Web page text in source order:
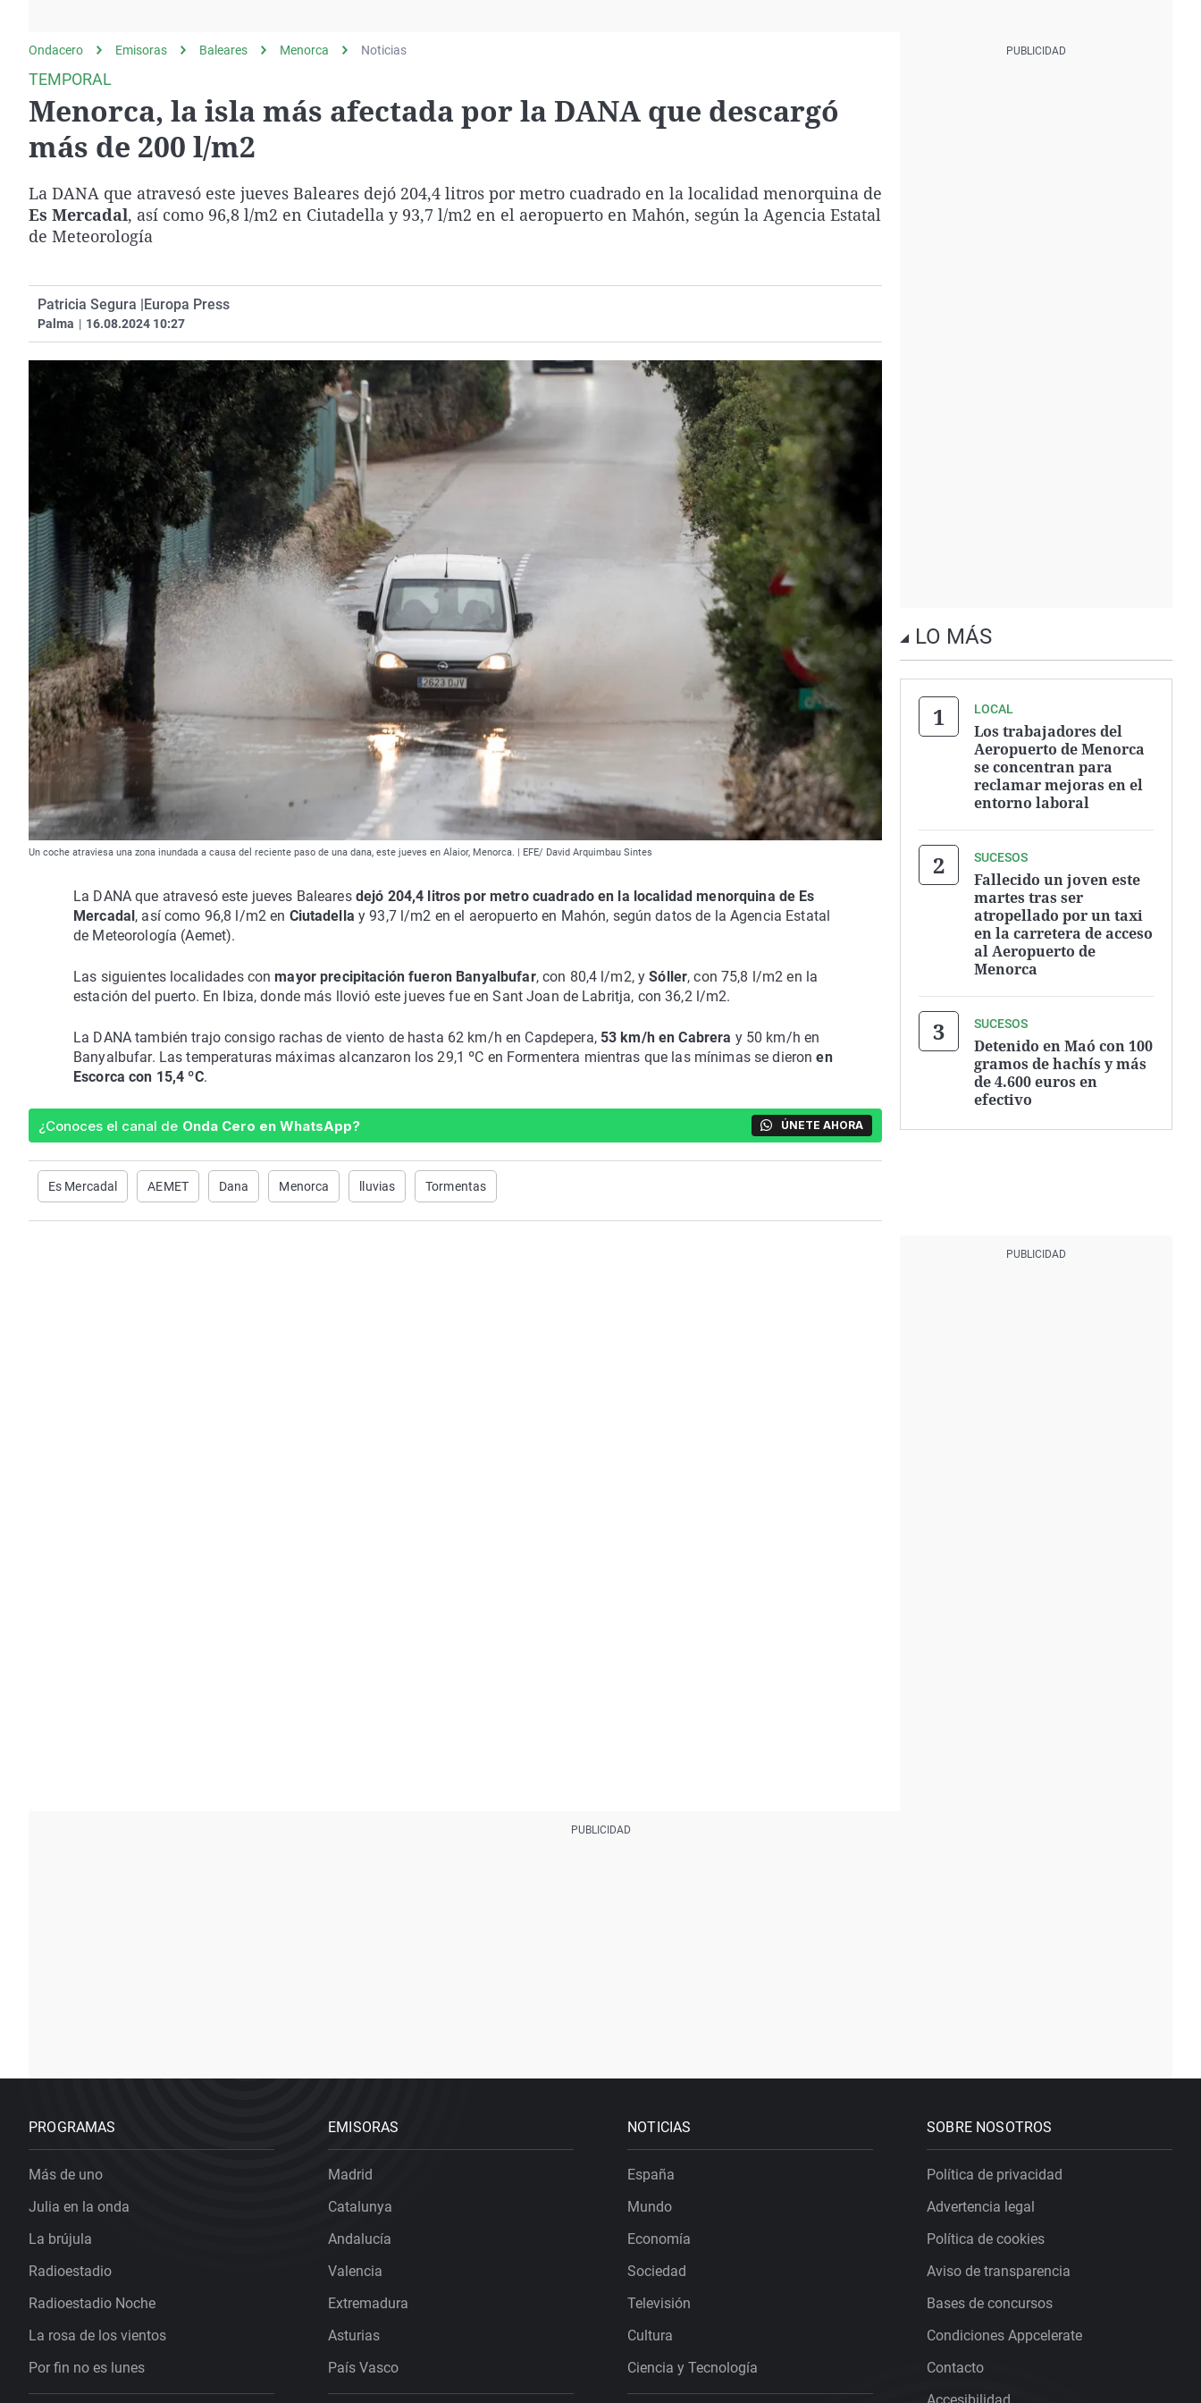
Operación Viuda
Negra
Navarra
Ondacero Emisoras Baleares Menorca Noticias
TEMPORAL
Menorca, la isla más afectada por la DANA que descargó
más de 200 l/m2
La DANA que atravesó este jueves Baleares dejó 204,4 litros por metro cuadrado en la localidad menorquina de
Es Mercadal, así como 96,8 l/m2 en Ciutadella y 93,7 l/m2 en el aeropuerto en Mahón, según la Agencia Estatal
de Meteorología
Patricia Segura |Europa Press
Palma | 16.08.2024 10:27
Un coche atraviesa una zona inundada a causa del reciente paso de una dana, este jueves en Alaior, Menorca. | EFE/ David Arquimbau Sintes
La DANA que atravesó este jueves Baleares dejó 204,4 litros por metro cuadrado en la localidad menorquina de Es
Mercadal , así como 96,8 l/m2 en Ciutadellay 93,7 l/m2 en el aeropuerto en Mahón, según datos de la Agencia Estatal
de Meteorología (Aemet).
Las siguientes localidades conmayor precipitación fueron Banyalbufar, con 80,4 l/m2, ySóller, con 75,8 l/m2 en la
estación del puerto. En Ibiza, donde más llovió este jueves fue en Sant Joan de Labritja, con 36,2 l/m2.
La DANA también trajo consigo rachas de viento de hasta 62 km/h en Capdepera, 53 km/h en Cabrera y 50 km/h en
Banyalbufar. Las temperaturas máximas alcanzaron los 29,1 ºC en Formentera mientras que las mínimas se dieronen
Escorca con 15,4 ºC.
¿Conoces el canal de Onda Cero en WhatsApp? ÚNETE AHORA
Es Mercadal AEMET Dana Menorca lluvias Tormentas
LO MÁS
LOCAL
Los trabajadores del
Aeropuerto de Menorca
se concentran para
reclamar mejoras en el
entorno laboral
SUCESOS
Fallecido un joven este
martes tras ser
atropellado por un taxi
en la carretera de acceso
al Aeropuerto de
Menorca
SUCESOS
Detenido en Maó con 100
gramos de hachís y más
de 4.600 euros en
efectivo
PROGRAMAS
Más de uno
Julia en la onda
La brújula
Radioestadio
Radioestadio Noche
La rosa de los vientos
Por fin no es lunes
EMISORAS
Madrid
Catalunya
Andalucía
Valencia
Extremadura
Asturias
País Vasco
NOTICIAS
España
Mundo
Economía
Sociedad
Televisión
Cultura
Ciencia y Tecnología
SOBRE NOSOTROS
Política de privacidad
Advertencia legal
Política de cookies
Aviso de transparencia
Bases de concursos
Condiciones Appcelerate
Contacto